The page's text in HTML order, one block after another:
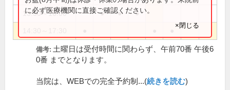
13:30～16:00 ● ● ●
に必ず医療機関に直接ご確認ください。
×閉じる
備考: 土曜日は受付時間に関わらず、午前70番 午後6
0番 までとなります。
当院は、WEBでの完全予約制...(続きを読む)